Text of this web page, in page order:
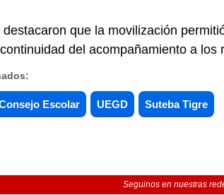
que la movilización
del acompañamiento a los
Escolar UEGD Suteba Tigre
Seguinos en nuestras